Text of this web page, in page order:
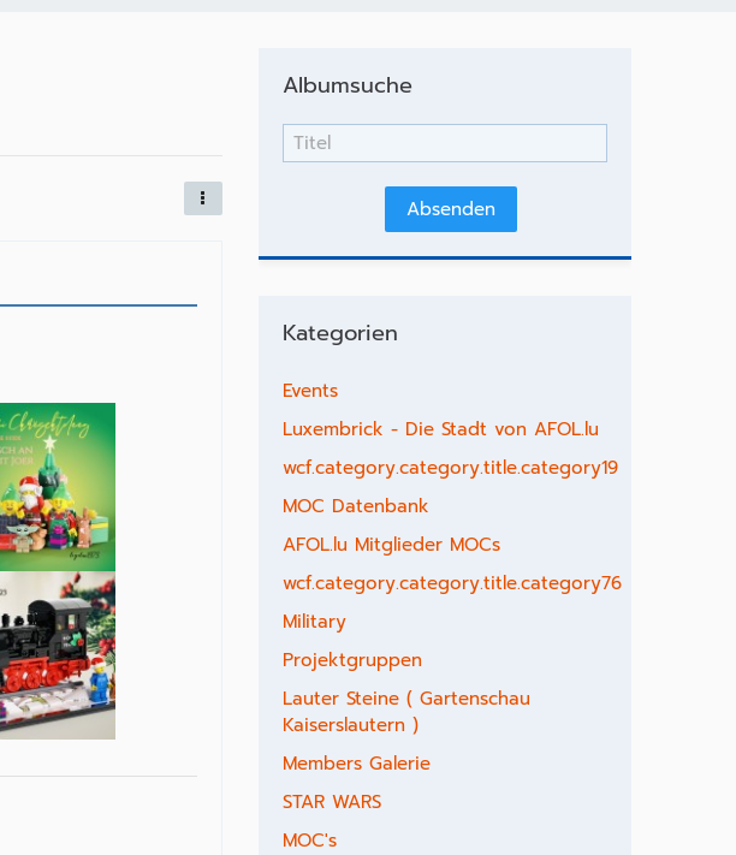
Albumsuche
Kategorien
Events
Luxembrick - Die Stadt von AFOL.lu
wcf.category.category.title.category19
MOC Datenbank
AFOL.lu Mitglieder MOCs
wcf.category.category.title.category76
Military
Projektgruppen
Lauter Steine ( Gartenschau
Kaiserslautern )
Members Galerie
STAR WARS
MOC's